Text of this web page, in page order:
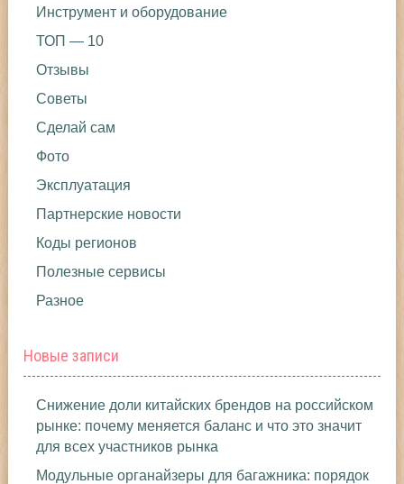
Инструмент и оборудование
ТОП — 10
Отзывы
Советы
Сделай сам
Фото
Эксплуатация
Партнерские новости
Коды регионов
Полезные сервисы
Разное
Новые записи
Снижение доли китайских брендов на российском
рынке: почему меняется баланс и что это значит
для всех участников рынка
Модульные органайзеры для багажника: порядок